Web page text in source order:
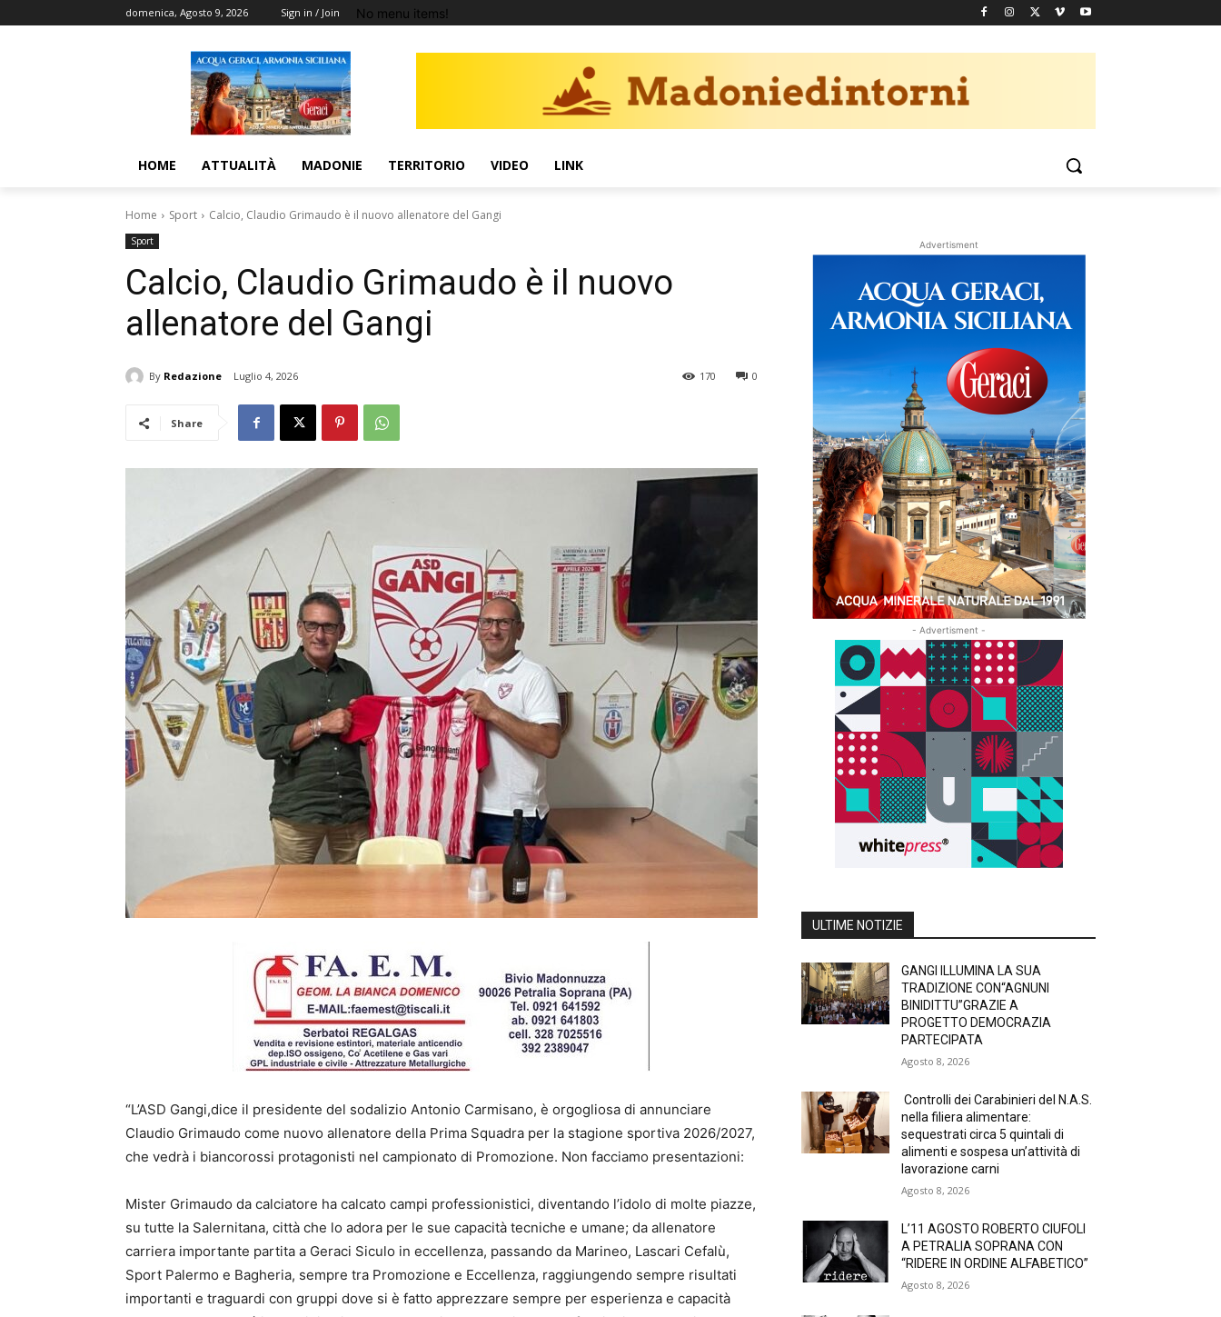
domenica, Agosto 9, 2026 Sign in / Join No menu items!
HOME ATTUALITÀ MADONIE TERRITORIO VIDEO LINK
Home Sport Calcio, Claudio Grimaudo è il nuovo allenatore del Gangi
Sport
Calcio, Claudio Grimaudo è il nuovo
allenatore del Gangi
By Redazione Luglio 4, 2026 0
170
Share
“L’ASD Gangi,dice il presidente del sodalizio Antonio Carmisano, è orgogliosa di annunciare
Claudio Grimaudo come nuovo allenatore della Prima Squadra per la stagione sportiva 2026/2027,
che vedrà i biancorossi protagonisti nel campionato di Promozione. Non facciamo presentazioni:
Mister Grimaudo da calciatore ha calcato campi professionistici, diventando l’idolo di molte piazze,
su tutte la Salernitana, città che lo adora per le sue capacità tecniche e umane; da allenatore
carriera importante partita a Geraci Siculo in eccellenza, passando da Marineo, Lascari Cefalù,
Sport Palermo e Bagheria, sempre tra Promozione e Eccellenza, raggiungendo sempre risultati
importanti e traguardi con gruppi dove si è fatto apprezzare sempre per esperienza e capacità
Advertisment
- Advertisment -
ULTIME NOTIZIE
GANGI ILLUMINA LA SUA
TRADIZIONE CON“AGNUNI
BINIDITTU”GRAZIE A
PROGETTO DEMOCRAZIA
PARTECIPATA
Agosto 8, 2026
Controlli dei Carabinieri del N.A.S.
nella filiera alimentare:
sequestrati circa 5 quintali di
alimenti e sospesa un’attività di
lavorazione carni
Agosto 8, 2026
L’11 AGOSTO ROBERTO CIUFOLI
A PETRALIA SOPRANA CON
“RIDERE IN ORDINE ALFABETICO”
Agosto 8, 2026